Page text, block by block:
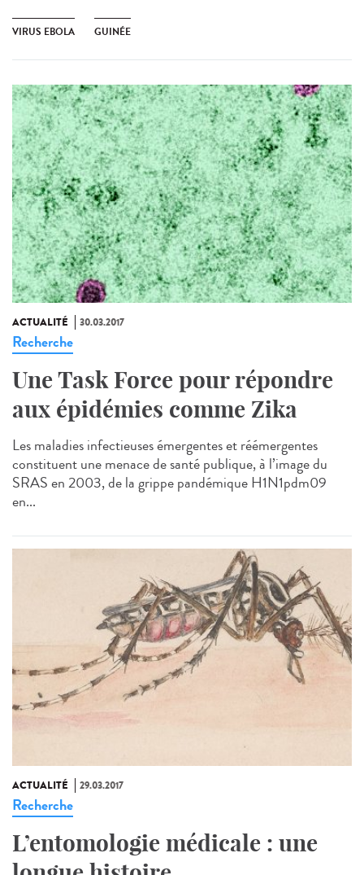
VIRUS EBOLA GUINÉE
ACTUALITÉ 30.03.2017
Recherche
Une Task Force pour répondre
aux épidémies comme Zika
Les maladies infectieuses émergentes et réémergentes
constituent une menace de santé publique, à l’image du
SRAS en 2003, de la grippe pandémique H1N1pdm09
en...
ACTUALITÉ 29.03.2017
Recherche
L’entomologie médicale : une